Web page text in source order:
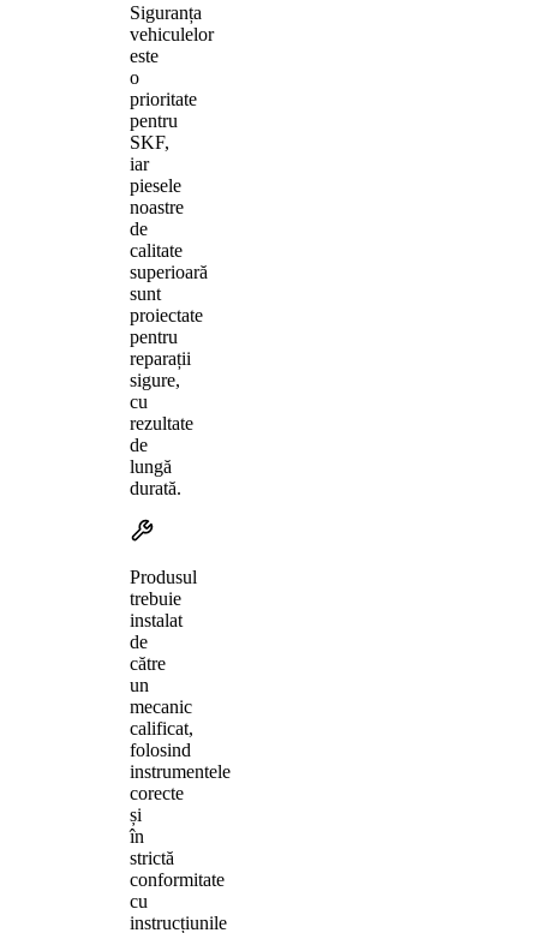
Siguranța
vehiculelor
este
o
prioritate
pentru
SKF,
iar
piesele
noastre
de
calitate
superioară
sunt
proiectate
pentru
reparații
sigure,
cu
rezultate
de
lungă
durată.
Produsul
trebuie
instalat
de
către
un
mecanic
calificat,
folosind
instrumentele
corecte
și
în
strictă
conformitate
cu
instrucțiunile